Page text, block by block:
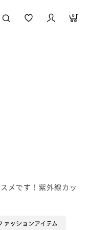
0
メです！紫外線カッ
ァッションアイテム